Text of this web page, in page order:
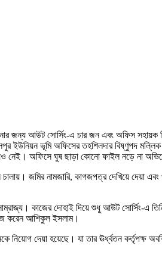
জন্য আউট সোর্সিং-এ চার জন এবং অফিস
ইউনিয়ন ভূমি অফিসের তহশিলদার বিষ্ণুপদ
নেই। অফিসে ঘুষ ছাড়া কোনো ফাইল নড়ে না
জমির নামজারি, কাগজপত্র দেখিয়ে দেয়া
কাজের দোহাই দিয়ে শুধু আউট সোর্সিং-এ
করেন আশিকুল ইসলাম।
দেয়া হয়েছে। যা তার ঊর্ধ্বতন কর্তৃপক্ষ